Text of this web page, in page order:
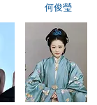
何俊瑩